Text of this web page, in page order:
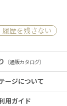
履歴を残さない
（通販カタログ）
ージについて
用ガイド